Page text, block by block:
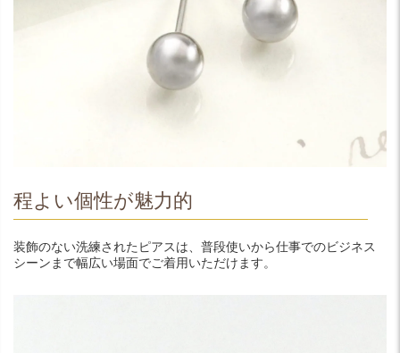
程よい個性が魅力的
装飾のない洗練されたピアスは、普段使いから仕事でのビジネス
シーンまで幅広い場面でご着用いただけます。